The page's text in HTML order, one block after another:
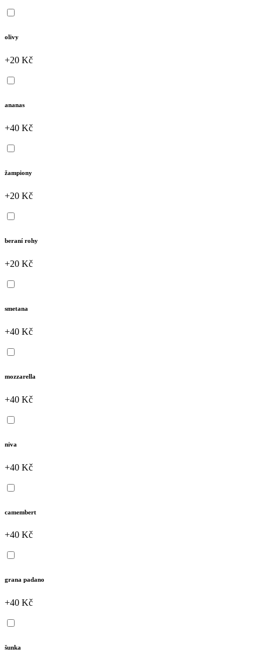
olivy
+20 Kč
ananas
+40 Kč
žampiony
+20 Kč
beraní rohy
+20 Kč
smetana
+40 Kč
mozzarella
+40 Kč
niva
+40 Kč
camembert
+40 Kč
grana padano
+40 Kč
šunka